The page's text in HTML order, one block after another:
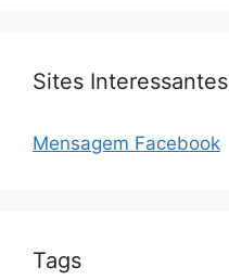
Sites Interessantes
Mensagem Facebook
Tags